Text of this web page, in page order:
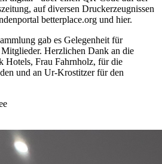
auf diversen Druckerzeugnissen
betterplace.org und hier.
gab es Gelegenheit für
Herzlichen Dank an die
Hotels, Frau Fahrnholz, für die
und an Ur-Krostitzer für den